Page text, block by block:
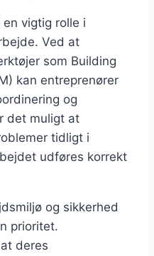
vigtig rolle i
Ved at
som Building
kan entreprenører
og
det muligt at
tidligt i
udføres korrekt
og sikkerhed
prioritet.
deres